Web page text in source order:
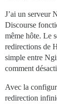
J’ai un serveur
Discourse
même hôte. Le
redirections de
simple entre
comment
Avec la
redirection